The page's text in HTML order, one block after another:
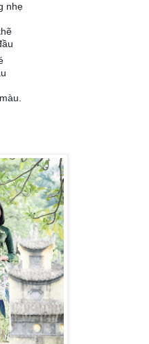
nhẹ